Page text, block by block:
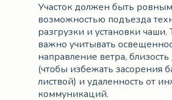
Участок должен быть
возможностью подъезда
разгрузки и установки чаши.
важно учитывать
направление ветра,
(чтобы избежать засорения
листвой) и удаленность от
коммуникаций.